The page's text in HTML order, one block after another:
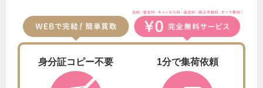
身分証コピー不要 1分で集荷依頼